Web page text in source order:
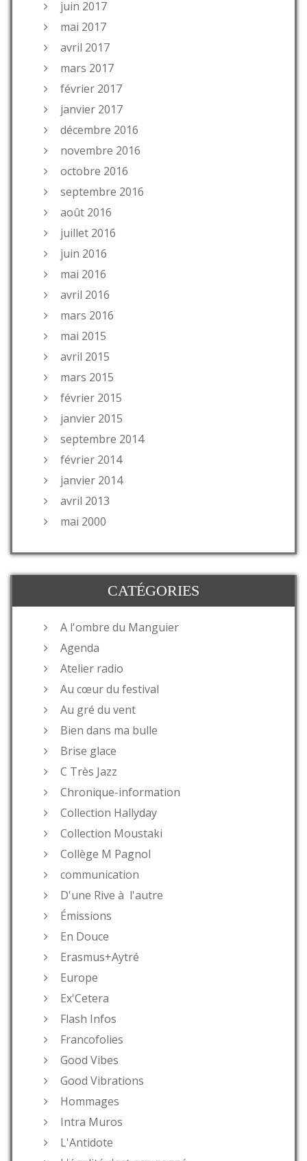
juin 2017
mai 2017
avril 2017
mars 2017
février 2017
janvier 2017
décembre 2016
novembre 2016
octobre 2016
septembre 2016
août 2016
juillet 2016
juin 2016
mai 2016
avril 2016
mars 2016
mai 2015
avril 2015
mars 2015
février 2015
janvier 2015
septembre 2014
février 2014
janvier 2014
avril 2013
mai 2000
CATÉGORIES
A l'ombre du Manguier
Agenda
Atelier radio
Au cœur du festival
Au gré du vent
Bien dans ma bulle
Brise glace
C Très Jazz
Chronique-information
Collection Hallyday
Collection Moustaki
Collège M Pagnol
communication
D'une Rive à l'autre
Émissions
En Douce
Erasmus+Aytré
Europe
Ex'Cetera
Flash Infos
Francofolies
Good Vibes
Good Vibrations
Hommages
Intra Muros
L'Antidote